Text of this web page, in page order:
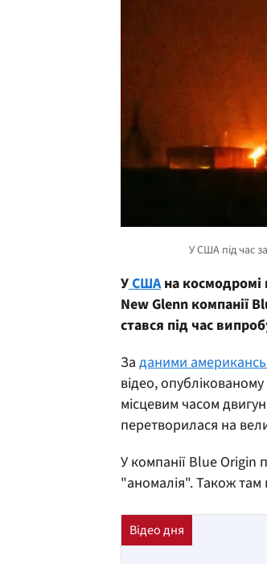
УСШАна космодромі
New Glenn компанії
стався під час
За даними
відео,
місцевим часом
перетворилася на
У компанії Blue Origin
"аномалія". Також